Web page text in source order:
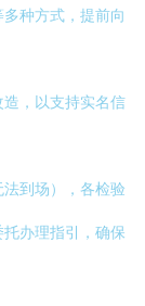
种方式，提前向
，以支持实名信
法到场），各检验
办理指引，确保